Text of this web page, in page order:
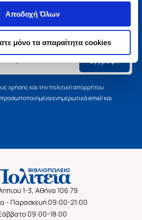
Αποδοχή Όλων
μόνο τα απαραίτητα cookies
νέα της Πολιτείας
μας και μάθετε πρώτοι όλα τα
τιμές και τις εκδηλώσεις μας.
Εγγραφή
χρήσης και την πολιτική απορρήτου
ενημερωτικά email και
1-3, Αθήνα 106 79
- Παρασκευή 09:00-21:00
09:00-18:00